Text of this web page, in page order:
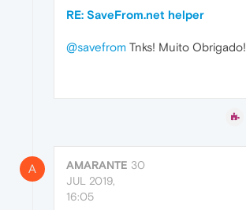
RE: SaveFrom.net helper
@savefrom Tnks! Muito Obrigado!
A AMARANTE 30
JUL 2019,
16:05